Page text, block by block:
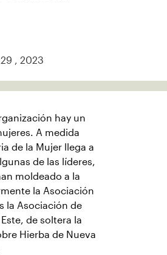
, 2023
hay un
A medida
de la Mujer llega a
de las líderes,
moldeado a la
la Asociación
la Asociación de
de soltera la
Hierba de Nueva